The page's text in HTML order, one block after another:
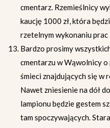
cmentarz. Rzemieślnicy
kaucję 1000 zł, która
rzetelnym wykonaniu
Bardzo prosimy
cmentarzu w Wąwolnicy
śmieci znajdujących się w
Nawet zniesienie na dół
lampionu będzie gestem
tam spoczywających.